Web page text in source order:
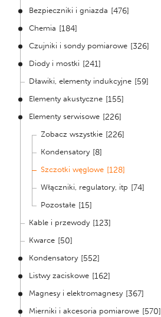
Bezpieczniki i gniazda [476]
Chemia [184]
Czujniki i sondy pomiarowe [326]
Diody i mostki [241]
Dławiki, elementy indukcyjne [59]
Elementy akustyczne [155]
Elementy serwisowe [226]
Zobacz wszystkie [226]
Kondensatory [8]
Szczotki węglowe [128]
Włączniki, regulatory, itp [74]
Pozostałe [15]
Kable i przewody [123]
Kwarce [50]
Kondensatory [552]
Listwy zaciskowe [162]
Magnesy i elektromagnesy [367]
Mierniki i akcesoria pomiarowe [570]